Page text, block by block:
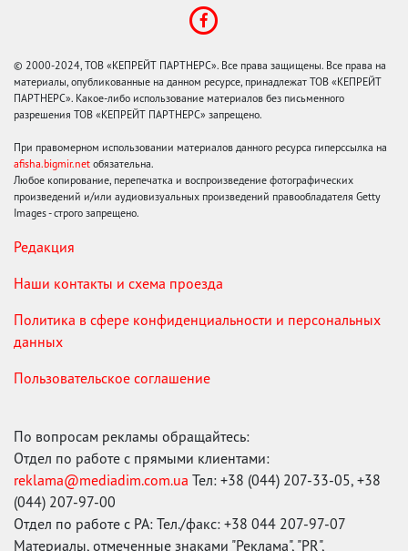
© 2000-2024, ТОВ «КЕПРЕЙТ ПАРТНЕРС». Все права защищены. Все права на
материалы, опубликованные на данном ресурсе, принадлежат ТОВ «КЕПРЕЙТ
ПАРТНЕРС». Какое-либо использование материалов без письменного
разрешения ТОВ «КЕПРЕЙТ ПАРТНЕРС» запрещено.
При правомерном использовании материалов данного ресурса гиперссылка на
afisha.bigmir.net обязательна.
Любое копирование, перепечатка и воспроизведение фотографических
произведений и/или аудиовизуальных произведений правообладателя Getty
Images - строго запрещено.
Редакция
Наши контакты и схема проезда
Политика в сфере конфиденциальности и персональных
данных
Пользовательское соглашение
По вопросам рекламы обращайтесь:
Отдел по работе с прямыми клиентами:
reklama@mediadim.com.ua Тел: +38 (044) 207-33-05, +38
(044) 207-97-00
Отдел по работе с РА: Тел./факс: +38 044 207-97-07
Материалы, отмеченные знаками "Реклама", "PR",